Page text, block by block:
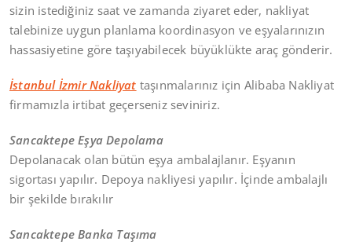
sizin istediğiniz saat ve zamanda ziyaret eder, nakliyat
talebinize uygun planlama koordinasyon ve eşyalarınızın
hassasiyetine göre taşıyabilecek büyüklükte araç gönderir.
İstanbul İzmir Nakliyat taşınmalarınız için Alibaba Nakliyat
firmamızla irtibat geçerseniz seviniriz.
Sancaktepe Eşya Depolama
Depolanacak olan bütün eşya ambalajlanır. Eşyanın
sigortası yapılır. Depoya nakliyesi yapılır. İçinde ambalajlı
bir şekilde bırakılır
Sancaktepe Banka Taşıma